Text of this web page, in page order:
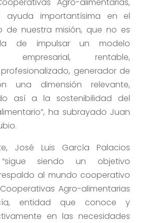
ayuda importantísima en el
de nuestra misión, que no es
de impulsar un modelo
empresarial, rentable,
generador de
una dimensión relevante,
así a la sostenibilidad del
ha subrayado Juan
José Luis García Palacios
siendo un objetivo
al mundo cooperativo
Agro-alimentarias
entidad que conoce y
en las necesidades